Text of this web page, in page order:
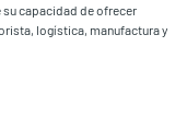
capacidad de ofrecer
logística, manufactura y